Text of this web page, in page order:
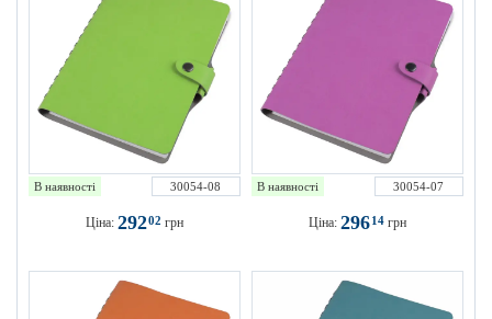
В наявності 30054-08
Ціна: 29202 грн
В наявності 30054-07
Ціна: 29614 грн